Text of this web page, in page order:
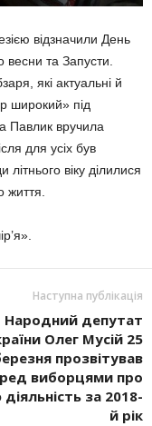
відзначили День
та Запусти.
які актуальні й
широкий» під
Павлик вручила
для усіх був
віку ділилися
життя.
Наступна публікація
Народний депутат
Олег Мусій 25
прозвітував
виборцями про
за 2018-
й рік